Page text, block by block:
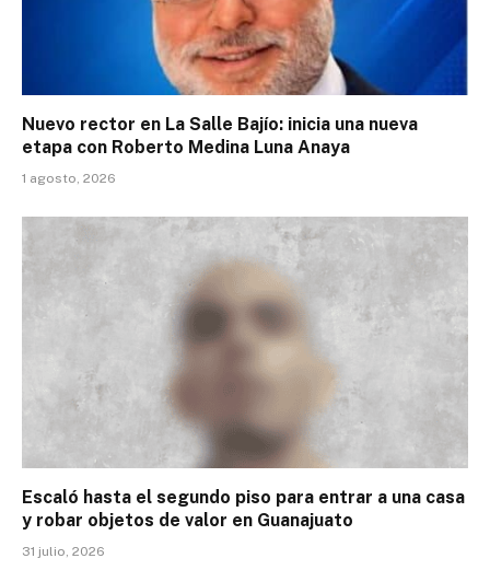
Nuevo rector en La Salle Bajío: inicia una nueva
etapa con Roberto Medina Luna Anaya
1 agosto, 2026
Escaló hasta el segundo piso para entrar a una casa
y robar objetos de valor en Guanajuato
31 julio, 2026